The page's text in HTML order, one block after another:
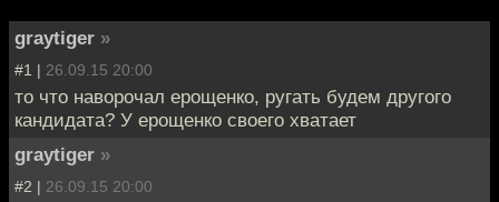
graytiger »
#1 | 26.09.15 20:00
то что наворочал ерощенко, ругать будем другого
кандидата? У ерощенко своего хватает
graytiger »
#2 | 26.09.15 20:00